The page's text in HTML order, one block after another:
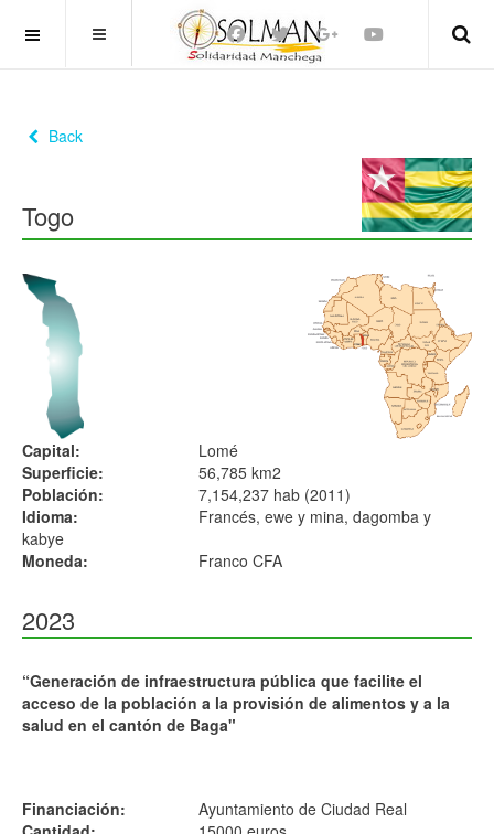
OFF CANVAS
Back
Togo
Capital:
Lomé
Superficie:
56,785 km2
Población:
7,154,237 hab (2011)
Idioma:
Francés, ewe y mina, dagomba y
kabye
Moneda:
Franco CFA
2023
“Generación de infraestructura pública que facilite el
acceso de la población a la provisión de alimentos y a la
salud en el cantón de Baga"
Financiación:
Ayuntamiento de Ciudad Real